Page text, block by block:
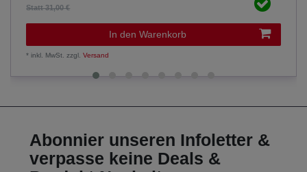
Statt 31,00 €
In den Warenkorb
*inkl. MwSt. zzgl.Versand
Abonnier unseren Infoletter &
verpasse keine Deals &